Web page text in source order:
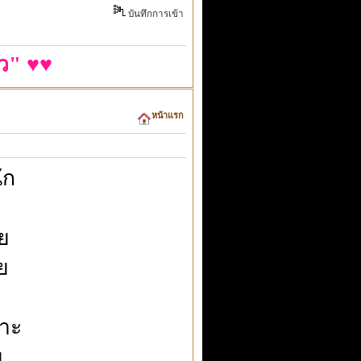
บันทึกการเข้า
" ♥♥
หน้าแรก
ะ